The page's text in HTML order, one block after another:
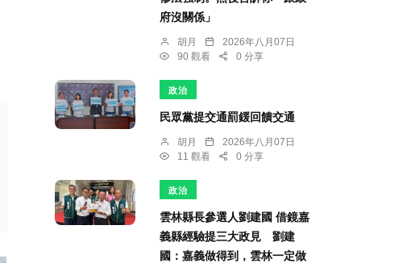
府沒關係」
胡月
2026年八月07日
90 觀看
0 分享
政治
民眾黨提交通罰鍰回饋交通
胡月
2026年八月07日
11 觀看
0 分享
政治
雲林縣長參選人劉建國 借鏡嘉
義縣經驗提三大政見 劉建
國：嘉義做得到，雲林一定做